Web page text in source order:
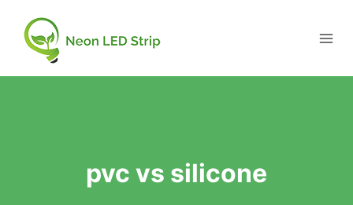
pvc vs silicone